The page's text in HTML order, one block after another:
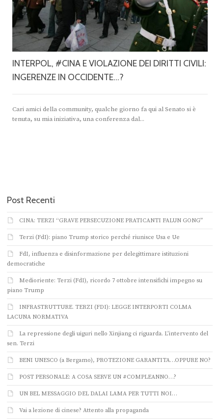
INTERPOL, #CINA E VIOLAZIONE DEI DIRITTI CIVILI:
INGERENZE IN OCCIDENTE…?
Cari amici della community, qualche giorno fa qui al Senato si è
tenuta, su mia iniziativa, una conferenza dal...
Post Recenti
CINA: TERZI “GRAVE PERSECUZIONE PRATICANTI FALUN GONG”
Terzi (FdI): piano Trump storico perché riunisce Usa e Ue
FdI, influenza e disinformazione per delegittimare istituzioni
democratiche
Medioriente: Terzi (FdI), ricordo 7 ottobre intensifichi impegno su
piano Trump
INFRASTRUTTURE. TERZI (FDI): LEGGE INTERPORTI COLMA
LACUNA NORMATIVA
La repressione degli uiguri nello Xinjiang ci riguarda. L’intervento del
sen. Terzi
BENI UNESCO (a Bergamo), PROTEZIONE GARANTITA…OPPURE NO?
POST PERSONALE: A COSA SERVE UN #COMPLEANNO…?
UN BEL MESSAGGIO DEL DALAI LAMA PER TUTTI NOI…
Vai a lezione di cinese? Attento alla propaganda